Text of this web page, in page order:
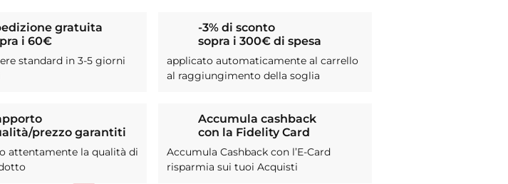
gratuita
i 60€
standard in 3-5 giorni
-3% di sconto
sopra i 300€ di spesa
applicato automaticamente al carrello
al raggiungimento della soglia
prezzo garantiti
attentamente la qualità di
Accumula cashback
con la Fidelity Card
Accumula Cashback con l’E-Card
risparmia sui tuoi Acquisti